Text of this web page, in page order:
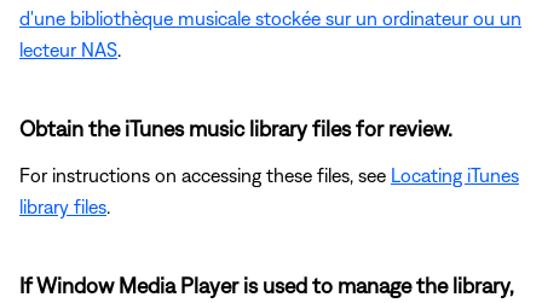
d'une bibliothèque musicale stockée sur un ordinateur ou un
lecteur NAS.
Obtain the iTunes music library files for review.
For instructions on accessing these files, see Locating iTunes
library files.
If Window Media Player is used to manage the library,